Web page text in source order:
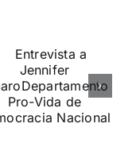
participa en
«La
Burbuja»
de